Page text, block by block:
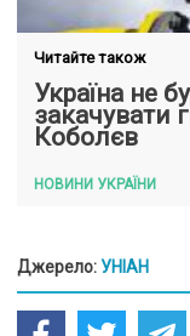
Читайте також
Україна не
закачувати
Коболєв
НОВИНИ УКРАЇНИ
Джерело: УНІАН